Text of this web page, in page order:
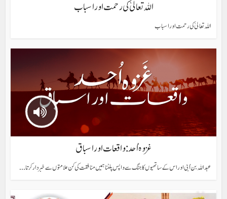
اللہ تعالیٰ کی رحمت اور اسباب
اللہ تعالیٰ کی رحمت اور اسباب
غزوہ اُحد: واقعات اور اسباق
عبداللہ بن اُبی اور اس کے ساتھیوں کا جنگ سے واپس پلٹنا ہمیں منافقت کی کن علامتوں سے خبردار کرتا...